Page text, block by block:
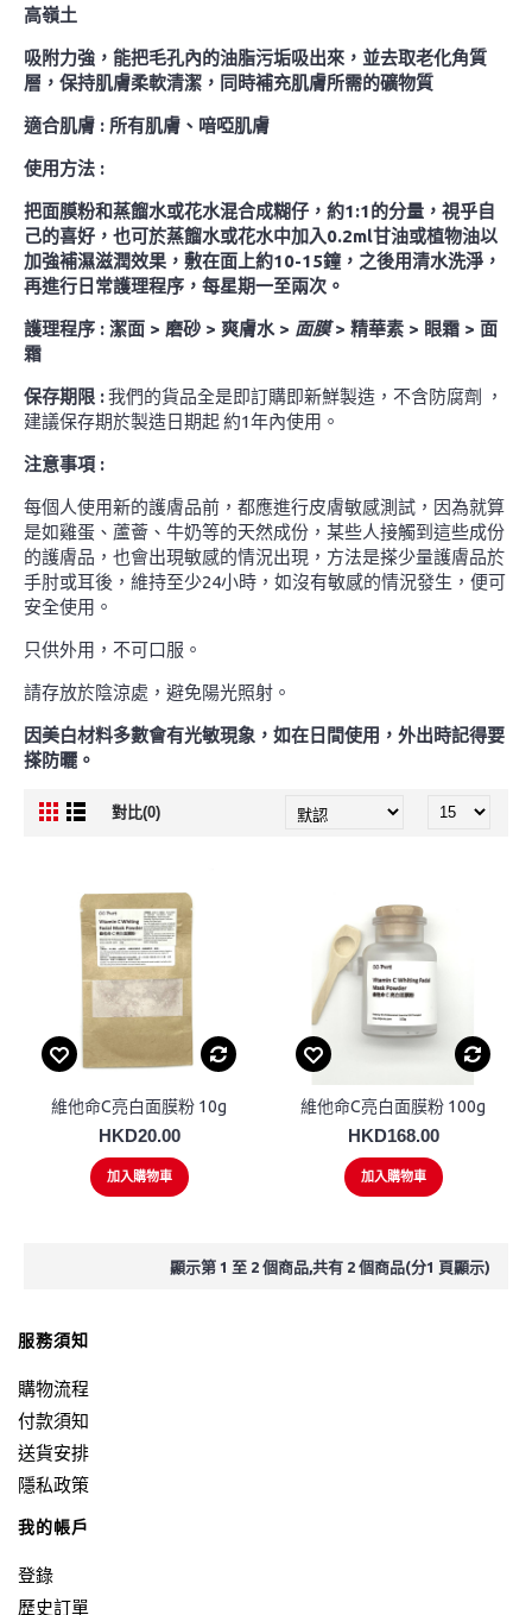
高嶺土
吸附力強，能把毛孔內的油脂污垢吸出來，並去取老化角質
層，保持肌膚柔軟清潔，同時補充肌膚所需的礦物質
適合肌膚 : 所有肌膚、喑啞肌膚
使用方法 :
把面膜粉和蒸餾水或花水混合成糊仔，約1:1的分量，視乎自
己的喜好，也可於蒸餾水或花水中加入0.2ml甘油或植物油以
加強補濕滋潤效果，敷在面上約10-15鐘，之後用清水洗淨，
再進行日常護理程序，每星期一至兩次。
護理程序 : 潔面 > 磨砂 > 爽膚水 > 面膜> 精華素 > 眼霜 > 面
霜
保存期限 :我們的貨品全是即訂購即新鮮製造，不含防腐劑 ，
建議保存期於製造日期起 約1年內使用。
注意事項 :
每個人使用新的護膚品前，都應進行皮膚敏感測試，因為就算
是如雞蛋、蘆薈、牛奶等的天然成份，某些人接觸到這些成份
的護膚品，也會出現敏感的情況出現，方法是搽少量護膚品於
手肘或耳後，維持至少24小時，如沒有敏感的情況發生，便可
安全使用。
只供外用，不可口服。
請存放於陰涼處，避免陽光照射。
因美白材料多數會有光敏現象，如在日間使用，外出時記得要
搽防曬。
對比(0)
維他命C亮白面膜粉 10g
HKD20.00
加入購物車
維他命C亮白面膜粉 100g
HKD168.00
加入購物車
顯示第 1 至 2 個商品,共有 2 個商品(分1 頁顯示)
服務須知
購物流程
付款須知
送貨安排
隱私政策
我的帳戶
登錄
歷史訂單